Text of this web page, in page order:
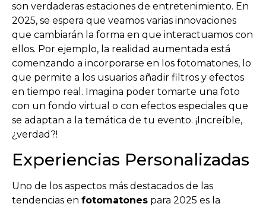
son verdaderas estaciones de entretenimiento. En
2025, se espera que veamos varias innovaciones
que cambiarán la forma en que interactuamos con
ellos. Por ejemplo, la realidad aumentada está
comenzando a incorporarse en los fotomatones, lo
que permite a los usuarios añadir filtros y efectos
en tiempo real. Imagina poder tomarte una foto
con un fondo virtual o con efectos especiales que
se adaptan a la temática de tu evento. ¡Increíble,
¿verdad?!
Experiencias Personalizadas
Uno de los aspectos más destacados de las
tendencias en fotomatones para 2025 es la